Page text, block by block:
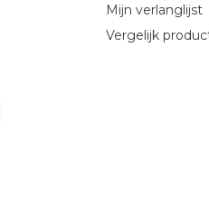
Mijn verlanglijst
Vergelijk